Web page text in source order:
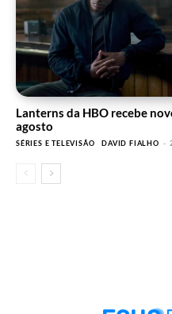
Lanterns da HBO recebe
agosto
SÉRIES E TELEVISÃO DAVID FIALHO -